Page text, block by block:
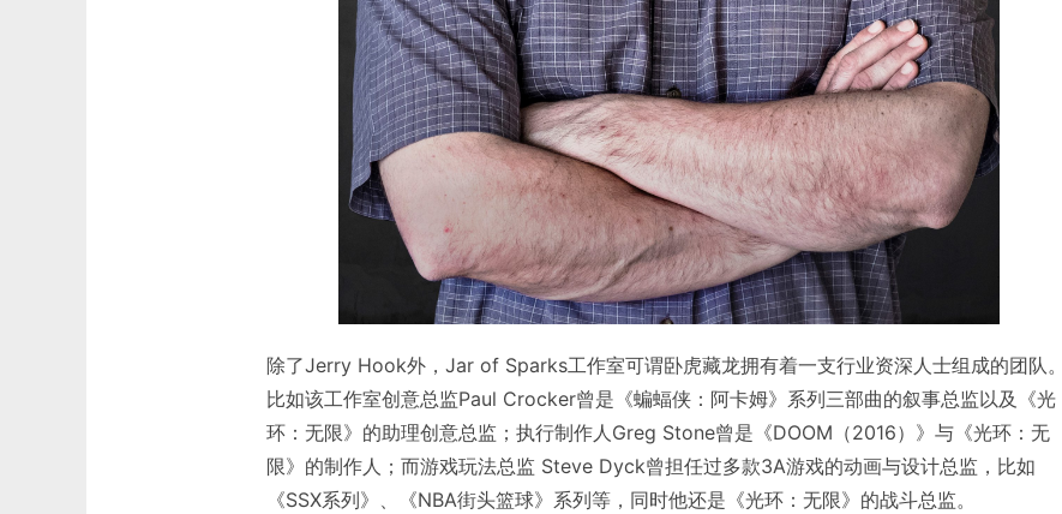
除了Jerry Hook外，Jar of Sparks工作室可谓卧虎藏龙拥有着一支行业资深人士组成的团队。
比如该工作室创意总监Paul Crocker曾是《蝙蝠侠：阿卡姆》系列三部曲的叙事总监以及《光
环：无限》的助理创意总监；执行制作人Greg Stone曾是《DOOM（2016）》与《光环：无
限》的制作人；而游戏玩法总监 Steve Dyck曾担任过多款3A游戏的动画与设计总监，比如
《SSX系列》、《NBA街头篮球》系列等，同时他还是《光环：无限》的战斗总监。